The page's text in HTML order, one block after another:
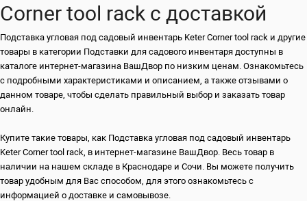
Corner tool rack с доставкой
Подставка угловая под садовый инвентарь Keter Corner tool rack и другие
товары в категории Подставки для садового инвентаря доступны в
каталоге интернет-магазина ВашДвор по низким ценам. Ознакомьтесь
с подробными характеристиками и описанием, а также отзывами о
данном товаре, чтобы сделать правильный выбор и заказать товар
онлайн.
Купите такие товары, как Подставка угловая под садовый инвентарь
Keter Corner tool rack, в интернет-магазине ВашДвор. Весь товар в
наличии на нашем складе в Краснодаре и Сочи. Вы можете получить
товар удобным для Вас способом, для этого ознакомьтесь с
информацией о доставке и самовывозе.